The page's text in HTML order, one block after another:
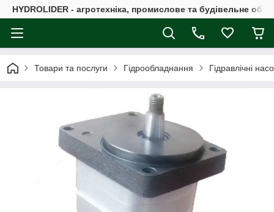
HYDROLIDER - агротехніка, промислове та будівельне
Товари та послуги Гідрообладнання Гідравлічні